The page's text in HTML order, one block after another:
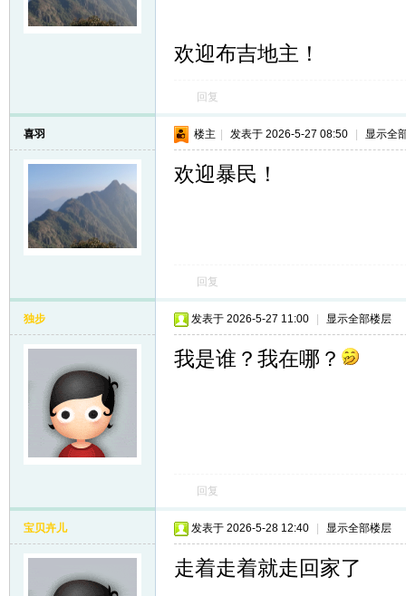
欢迎布吉地主！
回复
喜羽 楼主 发表于 2026-5-27 08:50 显示全
欢迎暴民！
回复
独步 发表于 2026-5-27 11:00 显示全部楼层
我是谁？我在哪？
回复
宝贝卉儿 发表于 2026-5-28 12:40 显示全部楼层
走着走着就走回家了